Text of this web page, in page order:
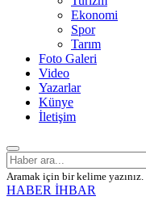
Ekonomi
Spor
Tarım
Foto Galeri
Video
Yazarlar
Künye
İletişim
Aramak için bir kelime yazınız.
HABER İHBAR